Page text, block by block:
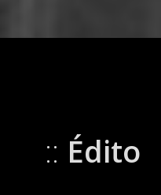
Édito